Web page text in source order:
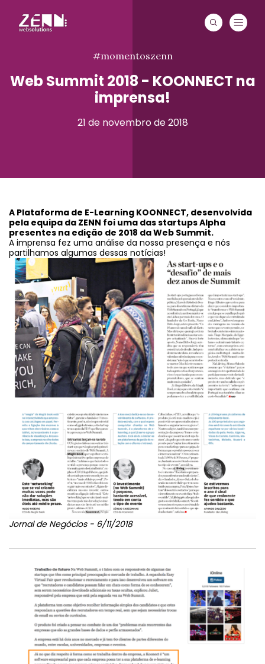
A EQUIPA
RESULTADOS ALCANÇADOS
TÁTICAS DE JOGO
#intervalo
#contactos
#momentoszenn
Web Summit 2018 - KOONNECT na
imprensa!
21 de novembro de 2018
A Plataforma de E-Learning KOONNECT, desenvolvida
pela equipa da ZENN foi uma das startups Alpha
presentes na edição de 2018 da Web Summit.
A imprensa fez uma análise da nossa presença e nós
partilhamos algumas dessas notícias!
Jornal de Negócios - 6/11/2018